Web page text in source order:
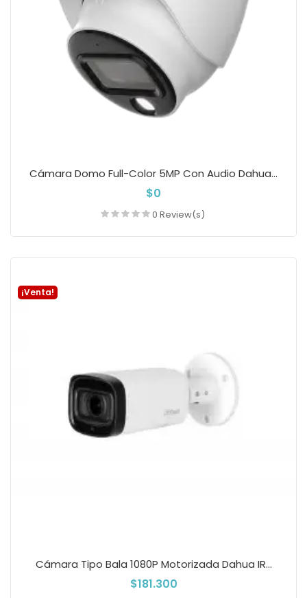
Cámara Domo Full-Color 5MP Con Audio Dahua...
$0
0 Review(s)
¡Venta!
Cámara Tipo Bala 1080P Motorizada Dahua IR...
$181.300